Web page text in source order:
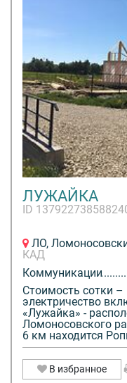
ЛУЖАЙКА
ID
ЛО,
КАД
Коммуникации
Стоимость сотки –
электричество
«Лужайка» -
Ломоносовского
6 км находится
В избранное